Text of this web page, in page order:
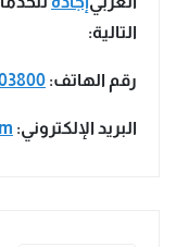
التالية:
رقم الهاتف:
البريد الإلكتروني: